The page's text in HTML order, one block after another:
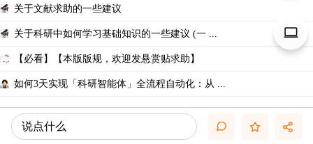
关于文献求助的一些建议
关于科研中如何学习基础知识的一些建议 (一 ...
【必看】【本版版规，欢迎发悬赏贴求助】
如何3天实现「科研智能体」全流程自动化：从 ...
说点什么